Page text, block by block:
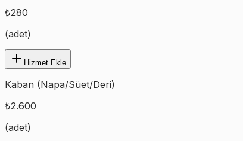
₺280
(adet)
Hizmet Ekle
Kaban (Napa/Süet/Deri)
₺2.600
(adet)